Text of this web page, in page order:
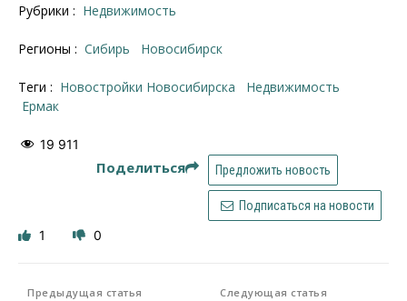
Рубрики : Недвижимость
Регионы : Сибирь Новосибирск
Теги : новостройки Новосибирска
недвижимость
Ермак
19 911
Поделиться Предложить новость
Подписаться на новости
1 0
Предыдущая статья Следующая статья